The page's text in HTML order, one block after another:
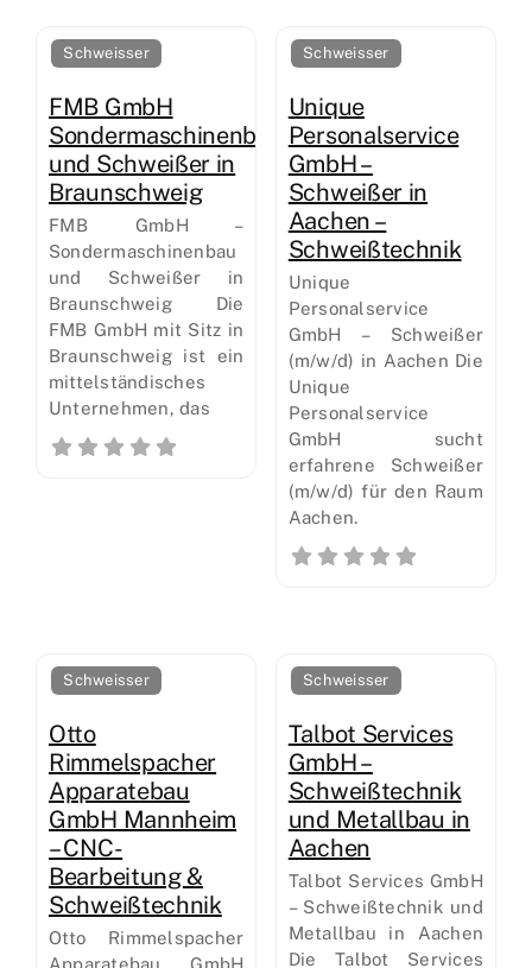
Schweisser
FMB GmbH
Sondermaschinenbau
und Schweißer in
Braunschweig
FMB GmbH –
Sondermaschinenbau
und Schweißer in
Braunschweig Die
FMB GmbH mit Sitz in
Braunschweig ist ein
mittelständisches
Unternehmen, das
Schweisser
Unique
Personalservice
GmbH –
Schweißer in
Aachen –
Schweißtechnik
Unique
Personalservice
GmbH – Schweißer
(m/w/d) in Aachen Die
Unique
Personalservice
GmbH sucht
erfahrene Schweißer
(m/w/d) für den Raum
Aachen.
Schweisser
Otto
Rimmelspacher
Apparatebau
GmbH Mannheim
– CNC-
Bearbeitung &
Schweißtechnik
Otto Rimmelspacher
Schweisser
Talbot Services
GmbH –
Schweißtechnik
und Metallbau in
Aachen
Talbot Services GmbH
– Schweißtechnik und
Metallbau in Aachen
Die Talbot Services